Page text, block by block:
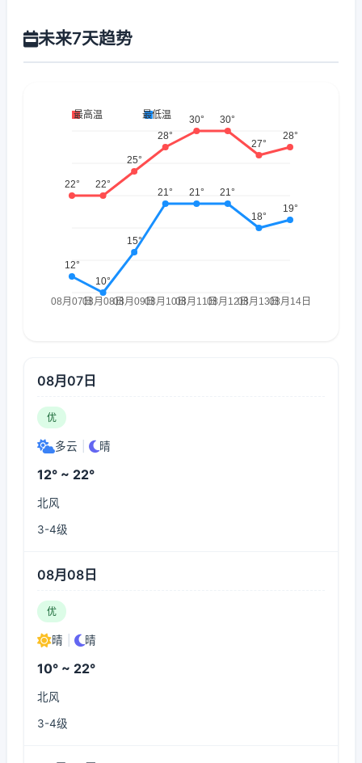
未来7天趋势
08月07日
优
多云 晴
12° ~ 22°
北风
3-4级
08月08日
优
晴 晴
10° ~ 22°
北风
3-4级